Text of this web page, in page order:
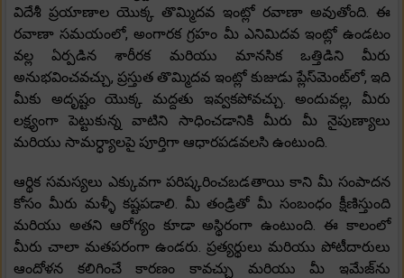
విదేశీ ప్రయాణాల యొక్క తొమ్మిదవ ఇంట్లో రవాణా అవుతోంది. ఈ
రవాణా సమయంలో, అంగారక గ్రహం మీ ఎనిమిదవ ఇంట్లో ఉండటం
వల్ల ఏర్పడిన శారీరక మరియు మానసిక ఒత్తిడిని మీరు
అనుభవించవచ్చు, ప్రస్తుత తొమ్మిదవ ఇంట్లో కుజుడు ప్లేస్‌మెంట్‌లో, ఇది
మీకు అదృష్టం యొక్క మద్దతు ఇవ్వకపోవచ్చు. అందువల్ల, మీరు
లక్ష్యంగా పెట్టుకున్న వాటిని సాధించడానికి మీరు మీ నైపుణ్యాలు
మరియు సామర్ధ్యాలపై పూర్తిగా ఆధారపడవలసి ఉంటుంది.
ఆర్థిక సమస్యలు ఎక్కువగా పరిష్కరించబడతాయి కాని మీ సంపాదన
కోసం మీరు మళ్ళీ కష్టపడాలి. మీ తండ్రితో మీ సంబంధం క్షీణిస్తుంది
మరియు అతని ఆరోగ్యం కూడా అస్థిరంగా ఉంటుంది. ఈ కాలంలో
మీరు చాలా మతపరంగా ఉండరు. ప్రత్యర్థులు మరియు పోటీదారులు
ఆందోళన కలిగించే కారణం కావచ్చు మరియు మీ ఇమేజ్‌ను